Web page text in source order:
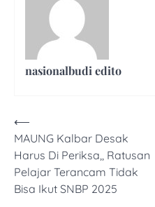
nasionalbudi edito
Navigasi
pos
⟵
MAUNG Kalbar Desak
Harus Di Periksa,, Ratusan
Pelajar Terancam Tidak
Bisa Ikut SNBP 2025